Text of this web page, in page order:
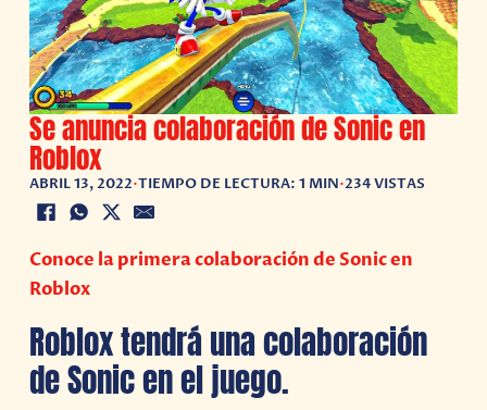
Se anuncia colaboración de Sonic en
Roblox
ABRIL 13, 2022•TIEMPO DE LECTURA: 1 MIN•234 VISTAS
Conoce la primera colaboración de Sonic en
Roblox
Roblox tendrá una colaboración
de Sonic en el juego.